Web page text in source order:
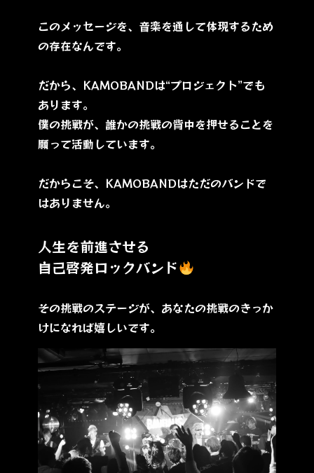
このメッセージを、音楽を通して体現するため
の存在なんです。
だから、KAMOBANDは“プロジェクト”でも
あります。
僕の挑戦が、誰かの挑戦の背中を押せることを
願って活動しています。
だからこそ、KAMOBANDはただのバンドで
はありません。
人生を前進させる
自己啓発ロックバンド
その挑戦のステージが、あなたの挑戦のきっか
けになれば嬉しいです。